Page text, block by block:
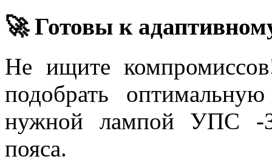
🚀 Готовы к
Не ищите
подобрать
нужной лампой УПС -З
пояса.